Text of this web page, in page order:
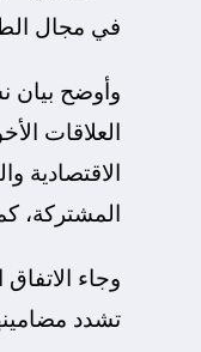
في مجال
وأوضح بيان
العلاقات
الاقتصادية
المشتركة،
وجاء
تشدد